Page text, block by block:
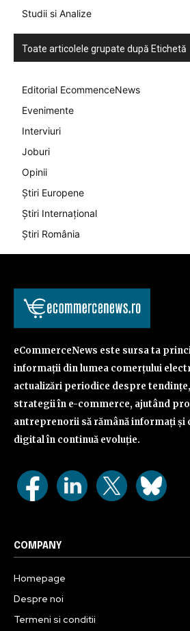
Studii si Analize
Toate articolele grupate după Etichetă
Editorial EcommenceNews
Evenimente
Interviuri
Joburi
Opinii
Știri Europene
Știri Internațional
Știri România
eCommerceNews este sursa ta
informații din lumea comerțului
actualizări periodice despre
strategii în e-commerce, ajutând
antreprenorii să rămână informați
digital în continuă evoluție.
COMPANY
Homepage
Despre noi
Termeni si conditii